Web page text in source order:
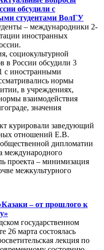
обсудили с
студентами ВолГУ
– международники 2-
иностранных
социокультурной
в России обсудили 3
с иностранными
нормы
в учреждениях,
взаимодействия
значения
курировали заведующий
отношений Е.В.
дипломатии
международного
проекта – минимизация
межкультурного
– от прошлого к
государственном
26 марта состоялась
лекция по